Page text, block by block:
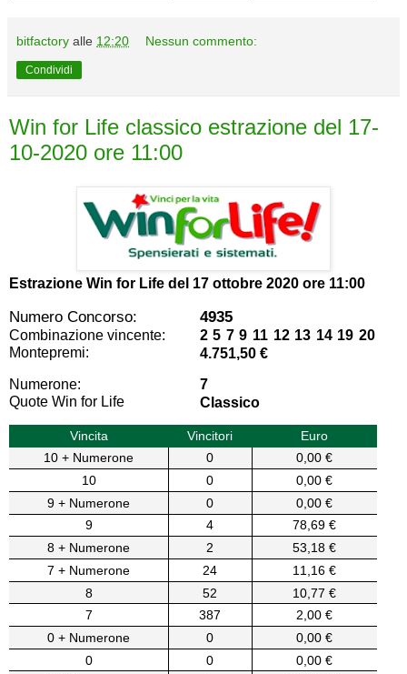
bitfactory alle 12:20 Nessun commento:
Condividi
Win for Life classico estrazione del 17-
10-2020 ore 11:00
Estrazione Win for Life del 17 ottobre 2020 ore 11:00
Numero Concorso: 4935
Combinazione vincente:
2 5 7 9 11 12 13 14 19 20
Montepremi:
4.751,50 €
Numerone:
7
Quote Win for Life
Classico
Vincita Vincitori
Euro
10 + Numerone
0
0,00 €
10
0
0,00 €
9 + Numerone
0
0,00 €
9
4
78,69 €
8 + Numerone
2
53,18 €
7 + Numerone
24
11,16 €
8
52
10,77 €
7
387
2,00 €
0 + Numerone
0
0,00 €
0
0
0,00 €